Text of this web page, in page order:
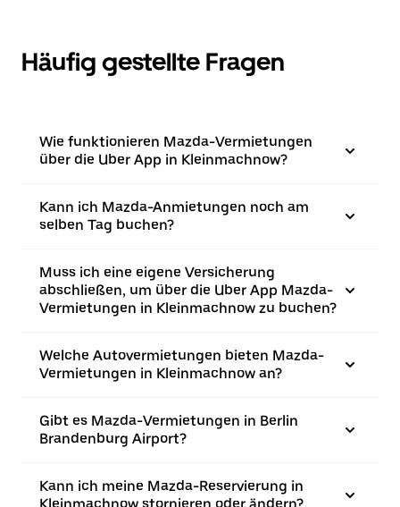
Häufig gestellte Fragen
Wie funktionieren Mazda-Vermietungen
über die Uber App in Kleinmachnow?
Kann ich Mazda-Anmietungen noch am
selben Tag buchen?
Muss ich eine eigene Versicherung
abschließen, um über die Uber App Mazda-
Vermietungen in Kleinmachnow zu buchen?
Welche Autovermietungen bieten Mazda-
Vermietungen in Kleinmachnow an?
Gibt es Mazda-Vermietungen in Berlin
Brandenburg Airport?
Kann ich meine Mazda-Reservierung in